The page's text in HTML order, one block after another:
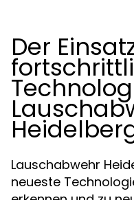
Der
Lauschabwehr
neueste